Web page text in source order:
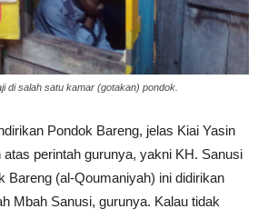
di salah satu kamar (gotakan) pondok.
Pondok Bareng, jelas Kiai Yasin
perintah gurunya, yakni KH. Sanusi
Bareng (al-Qoumaniyah) ini didirikan
Mbah Sanusi, gurunya. Kalau tidak